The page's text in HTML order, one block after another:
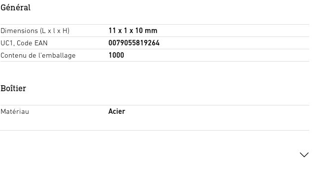
Général
Dimensions (L x l x H)
11 x 1 x 10 mm
UC1, Code EAN
0079055819264
Contenu de l'emballage
1000
Boîtier
Matériau Acier